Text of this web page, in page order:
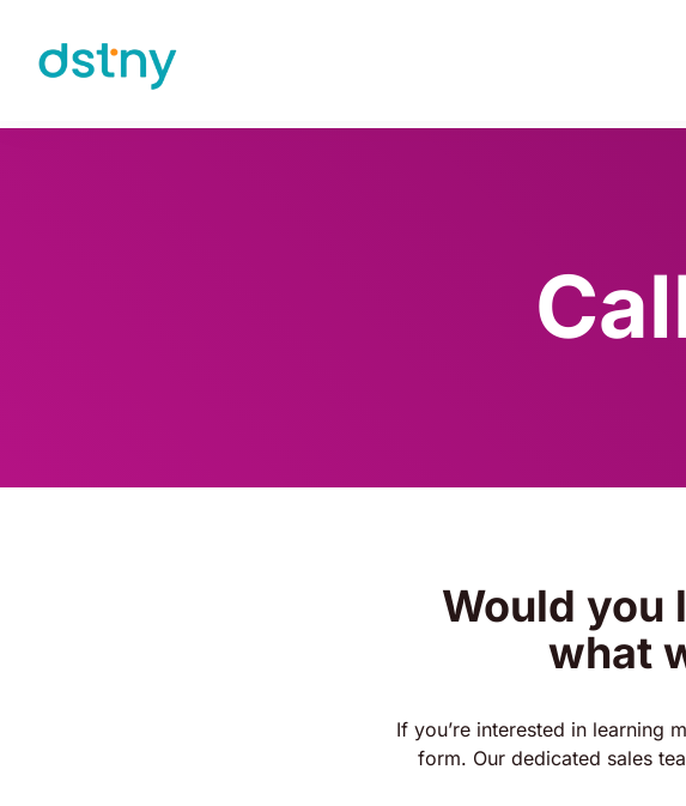
Skip to content
Would you
what
If you’re interested in learning
form. Our dedicated sales